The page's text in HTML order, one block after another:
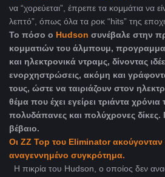
να “χορεύεται”, έπρεπε τα κομμάτια να
λεπτό”, όπως όλα τα ροκ “hits” της
Το πόσο ο Hudson συνέβαλε στην
κομματιών του άλμπουμ,
και ηλεκτρονικά ντραμς, δίνοντας
ενορχηστρώσεις, ακόμη και
τους, ώστε να ταιριάζουν στον
θέμα που έχει εγείρει τριάντα
πολυδάπανες και πολύχρονες δίκες.
βέβαιο.
Οι ZZ Top του Eliminator ακούγονταν
αναγεννημένο συγκρότημα.
Η πικρία του Hudson, ο οποίος δεν